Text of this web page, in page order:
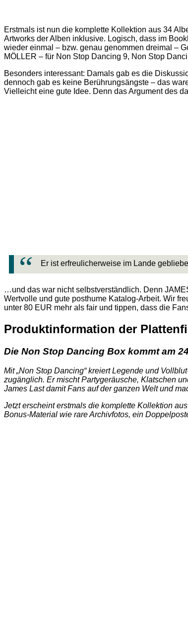
Erstmals ist nun die komplette Kollektion aus 34
Artworks der Alben inklusive. Logisch, dass im
wieder einmal – bzw. genau genommen dreimal –
MÖLLER – für Non Stop Dancing 9, Non Stop
Besonders interessant: Damals gab es die
dennoch gab es keine Berührungsängste – das
Vielleicht eine gute Idee. Denn das Argument des
Er ist erfreulicherweise im Lande
…und das war nicht selbstverständlich. Denn
Wertvolle und gute posthume Katalog-Arbeit. Wir
unter 80 EUR mehr als fair und tippen, dass die
Produktinformation der
Die Non Stop Dancing Box kommt am
Mit „Non Stop Dancing“ kreiert Legende und
zugänglich. Er mischt Partygeräusche, Klatschen
James Last damit Fans auf der ganzen Welt und
Jetzt erscheint erstmals die komplette Kollektion
Bonus-Material wie rare Archivfotos, ein